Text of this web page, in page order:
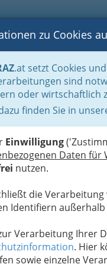
BLOGS FOTOS
zu Cookies
.at setzt Cookies
sind
oder wirtschaftlich
finden Sie in
Einwilligung
Daten für
nutzen.
die Verarbeitung
Identifiern außerhalb
Verarbeitung Ihrer
. Hier
sowie einzelne
& Handwerk, Gliederung der